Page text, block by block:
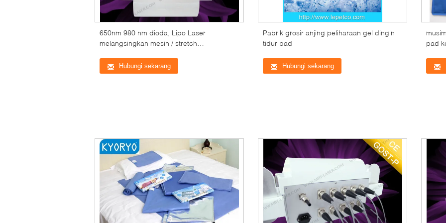
650nm 980 nm dioda, Lipo Laser
melangsingkan mesin / stretch
Hubungi sekarang
Pabrik grosir anjing peliharaan gel dingin
tidur pad
Hubungi sekarang
pad